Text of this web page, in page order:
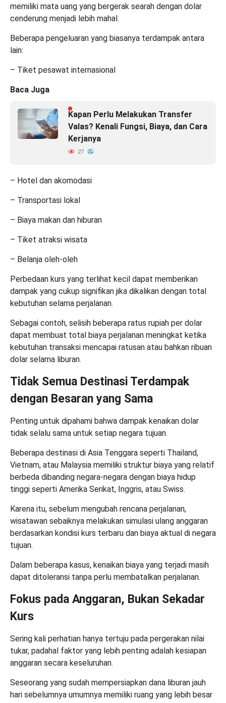
memiliki mata uang yang bergerak searah dengan dolar
cenderung menjadi lebih mahal.
Beberapa pengeluaran yang biasanya terdampak antara
lain:
– Tiket pesawat internasional
Baca Juga
Kapan Perlu Melakukan Transfer
Valas? Kenali Fungsi, Biaya, dan Cara
Kerjanya
27
– Hotel dan akomodasi
– Transportasi lokal
– Biaya makan dan hiburan
– Tiket atraksi wisata
– Belanja oleh-oleh
Perbedaan kurs yang terlihat kecil dapat memberikan
dampak yang cukup signifikan jika dikalikan dengan total
kebutuhan selama perjalanan.
Sebagai contoh, selisih beberapa ratus rupiah per dolar
dapat membuat total biaya perjalanan meningkat ketika
kebutuhan transaksi mencapai ratusan atau bahkan ribuan
dolar selama liburan.
Tidak Semua Destinasi Terdampak
dengan Besaran yang Sama
Penting untuk dipahami bahwa dampak kenaikan dolar
tidak selalu sama untuk setiap negara tujuan.
Beberapa destinasi di Asia Tenggara seperti Thailand,
Vietnam, atau Malaysia memiliki struktur biaya yang relatif
berbeda dibanding negara-negara dengan biaya hidup
tinggi seperti Amerika Serikat, Inggris, atau Swiss.
Karena itu, sebelum mengubah rencana perjalanan,
wisatawan sebaiknya melakukan simulasi ulang anggaran
berdasarkan kondisi kurs terbaru dan biaya aktual di negara
tujuan.
Dalam beberapa kasus, kenaikan biaya yang terjadi masih
dapat ditoleransi tanpa perlu membatalkan perjalanan.
Fokus pada Anggaran, Bukan Sekadar
Kurs
Sering kali perhatian hanya tertuju pada pergerakan nilai
tukar, padahal faktor yang lebih penting adalah kesiapan
anggaran secara keseluruhan.
Seseorang yang sudah mempersiapkan dana liburan jauh
hari sebelumnya umumnya memiliki ruang yang lebih besar